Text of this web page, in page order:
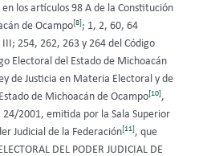
los artículos 98 A de la Constitución
de Ocampo[8]; 1, 2, 60, 64
254, 262, 263 y 264 del Código
Electoral del Estado de Michoacán
de Justicia en Materia Electoral y de
de Michoacán de Ocampo[10],
2001, emitida por la Sala Superior
Judicial de la Federación[11], que
DEL PODER JUDICIAL DE